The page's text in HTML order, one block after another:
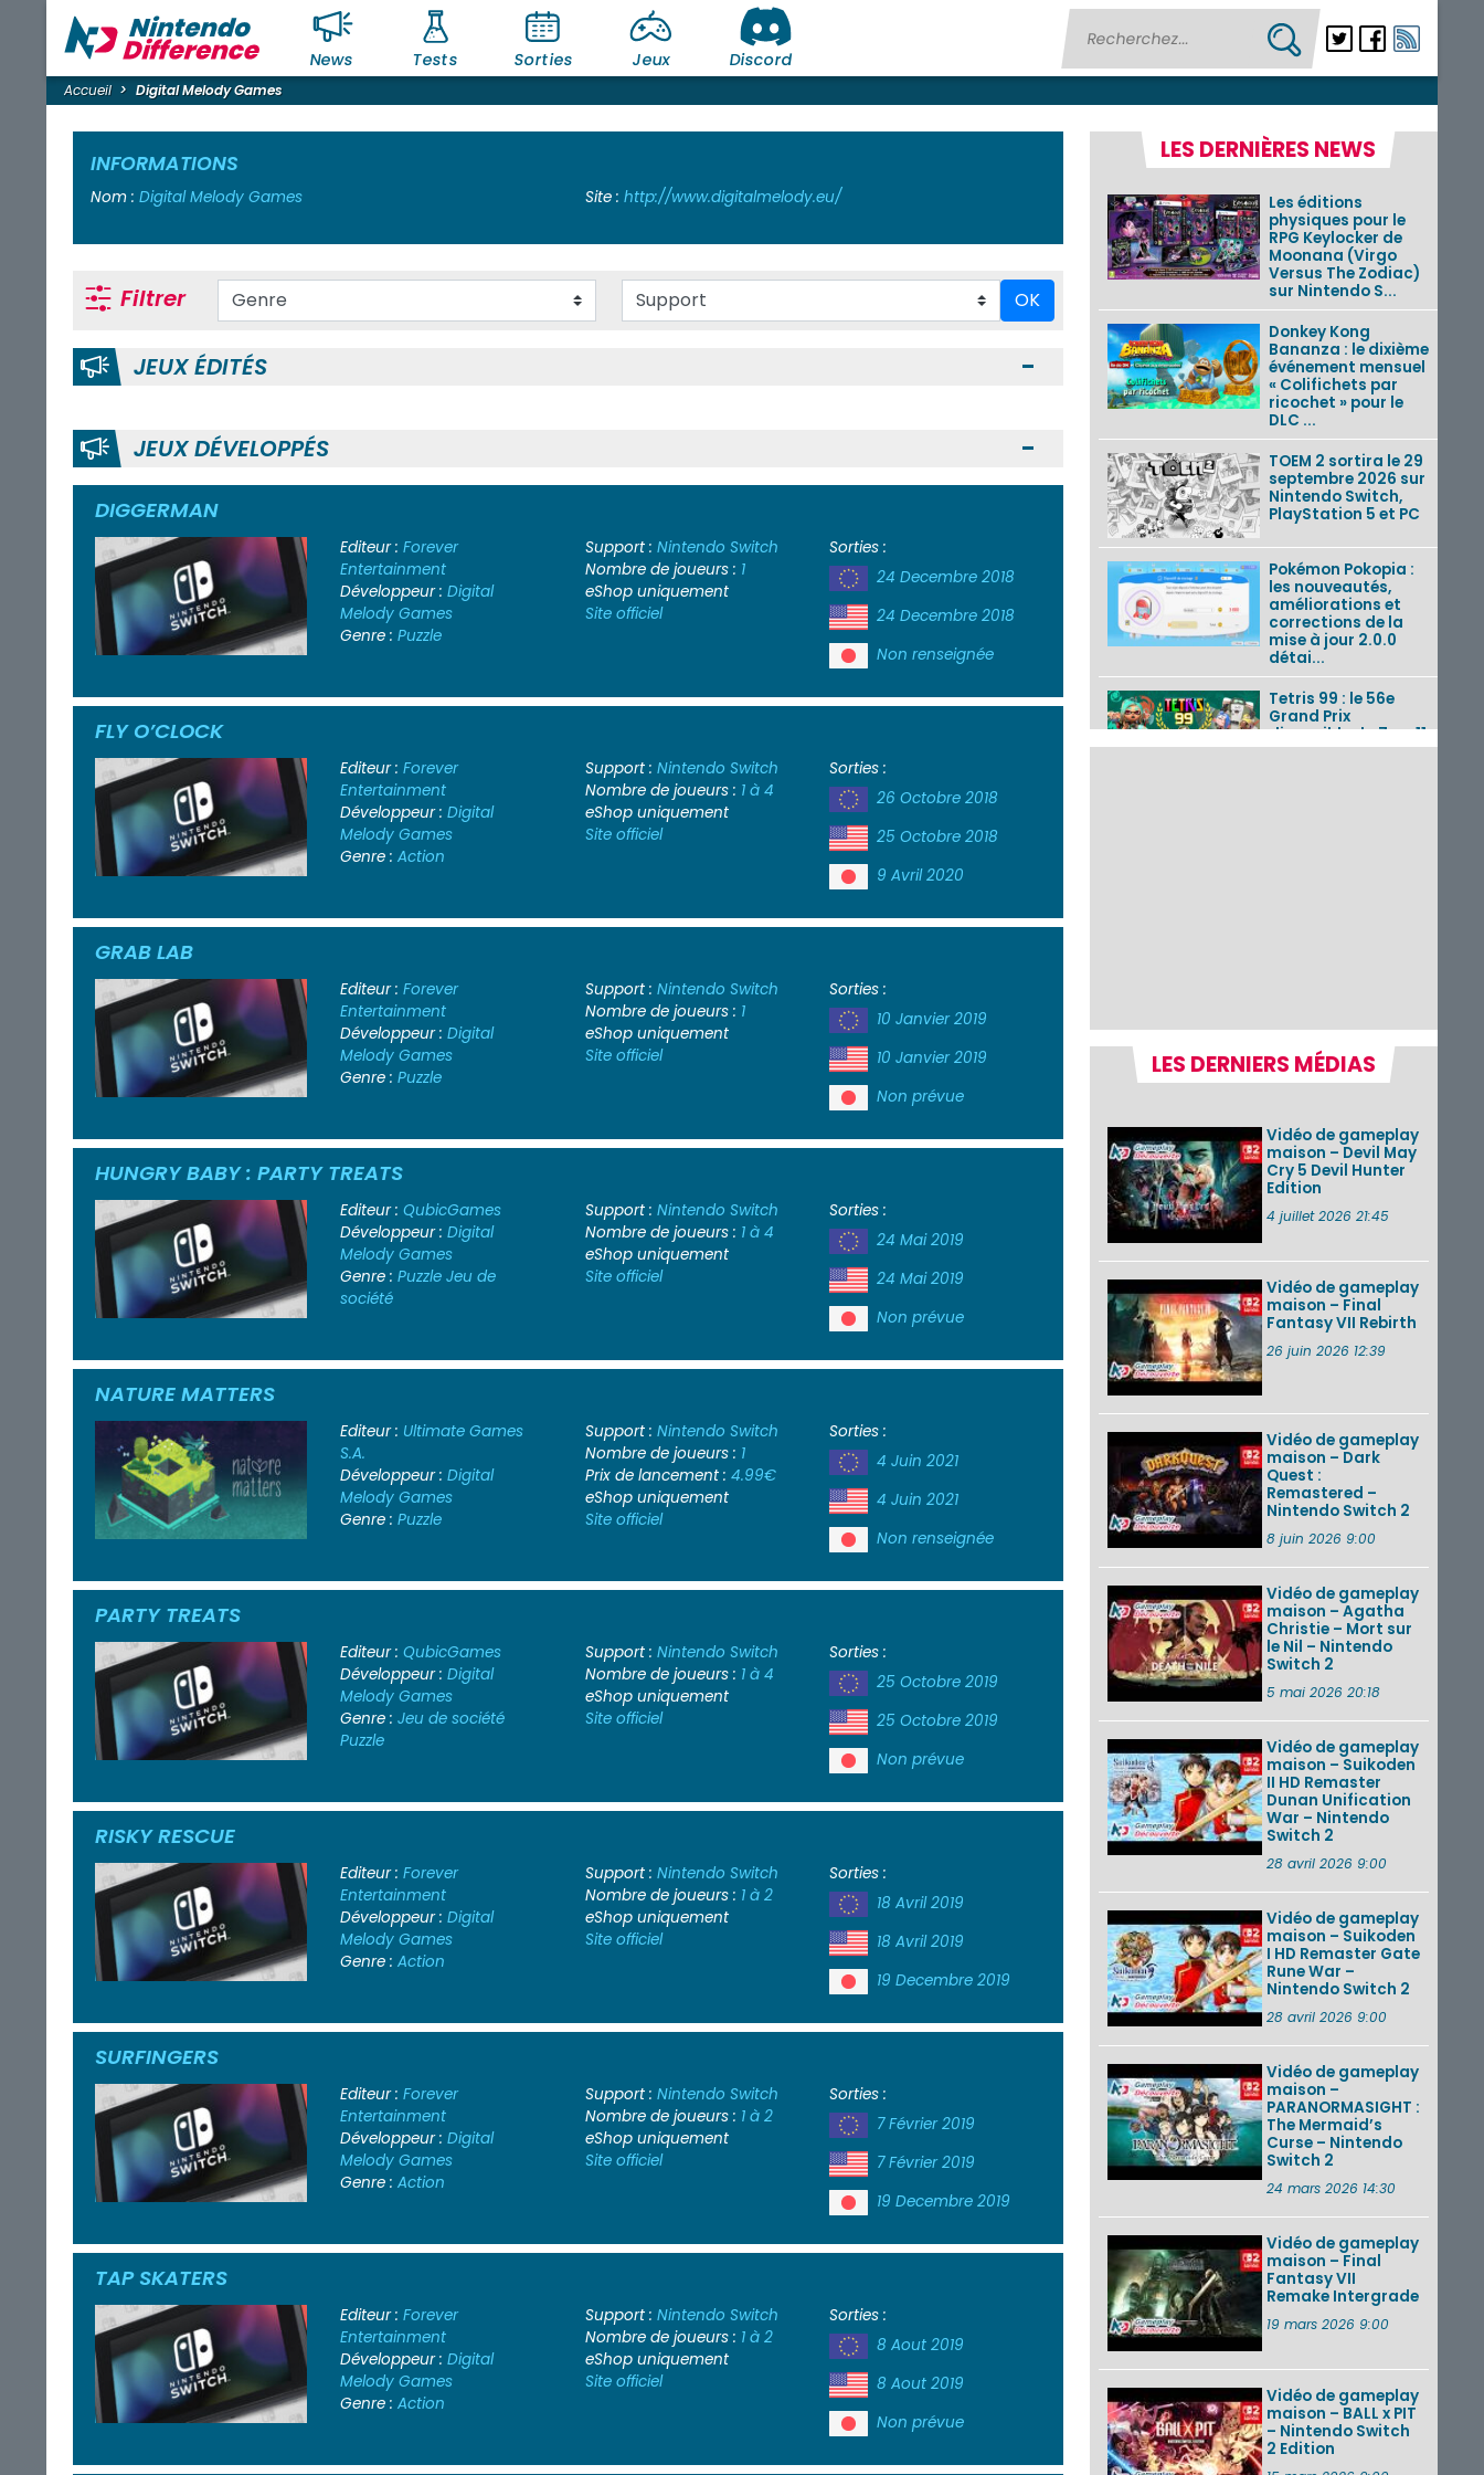
News Tests Sorties Jeux Discord
Accueil Digital Melody Games
INFORMATIONS
Nom : Digital Melody Games Site : http://www.digitalmelody.eu/
Filtrer OK
JEUX ÉDITÉS Ouvrir / Fermer
JEUX DÉVELOPPÉS Ouvrir / Fermer
DIGGERMAN
Editeur : Forever
Entertainment
Développeur : Digital
Melody Games
Genre : Puzzle
Support : Nintendo Switch
Nombre de joueurs : 1
eShop uniquement
Site officiel
Sorties :
24 Decembre 2018
24 Decembre 2018
Non renseignée
FLY O’CLOCK
Editeur : Forever
Entertainment
Développeur : Digital
Melody Games
Genre : Action
Support : Nintendo Switch
Nombre de joueurs : 1 à 4
eShop uniquement
Site officiel
Sorties :
26 Octobre 2018
25 Octobre 2018
9 Avril 2020
GRAB LAB
Editeur : Forever
Entertainment
Développeur : Digital
Melody Games
Genre : Puzzle
Support : Nintendo Switch
Nombre de joueurs : 1
eShop uniquement
Site officiel
Sorties :
10 Janvier 2019
10 Janvier 2019
Non prévue
HUNGRY BABY : PARTY TREATS
Editeur : QubicGames
Développeur : Digital
Melody Games
Genre : Puzzle Jeu de
société
Support : Nintendo Switch
Nombre de joueurs : 1 à 4
eShop uniquement
Site officiel
Sorties :
24 Mai 2019
24 Mai 2019
Non prévue
NATURE MATTERS
Editeur : Ultimate Games
S.A.
Développeur : Digital
Melody Games
Genre : Puzzle
Support : Nintendo Switch
Nombre de joueurs : 1
Prix de lancement : 4.99€
eShop uniquement
Site officiel
Sorties :
4 Juin 2021
4 Juin 2021
Non renseignée
PARTY TREATS
Editeur : QubicGames
Développeur : Digital
Melody Games
Genre : Jeu de société
Puzzle
Support : Nintendo Switch
Nombre de joueurs : 1 à 4
eShop uniquement
Site officiel
Sorties :
25 Octobre 2019
25 Octobre 2019
Non prévue
RISKY RESCUE
Editeur : Forever
Entertainment
Développeur : Digital
Melody Games
Genre : Action
Support : Nintendo Switch
Nombre de joueurs : 1 à 2
eShop uniquement
Site officiel
Sorties :
18 Avril 2019
18 Avril 2019
19 Decembre 2019
SURFINGERS
Editeur : Forever
Entertainment
Développeur : Digital
Melody Games
Genre : Action
Support : Nintendo Switch
Nombre de joueurs : 1 à 2
eShop uniquement
Site officiel
Sorties :
7 Février 2019
7 Février 2019
19 Decembre 2019
TAP SKATERS
Editeur : Forever
Entertainment
Développeur : Digital
Melody Games
Genre : Action
Support : Nintendo Switch
Nombre de joueurs : 1 à 2
eShop uniquement
Site officiel
Sorties :
8 Aout 2019
8 Aout 2019
Non prévue
LES DERNIÈRES NEWS
Les éditions
physiques pour le
RPG Keylocker de
Moonana (Virgo
Versus The Zodiac)
sur Nintendo S...
Donkey Kong
Bananza : le dixième
événement mensuel
« Colifichets par
ricochet » pour le
DLC ...
TOEM 2 sortira le 29
septembre 2026 sur
Nintendo Switch,
PlayStation 5 et PC
Pokémon Pokopia :
les nouveautés,
améliorations et
corrections de la
mise à jour 2.0.0
détai...
Tetris 99 : le 56e
Grand Prix
disponible du 7 au 11
août 2026 avec un
des séquences de
game...
Pokémon GO : les
2026
Un Fire Emblem :
Fortune’s Weave
Direct d’environ 20
août 2026...
Les sorties eShop de
la semaine 31 de
2026 (Xenoblade
Chronicles 2 –
VOIR PLUS DE NEWS
LES DERNIERS MÉDIAS
Vidéo de gameplay
maison – Devil May
Cry 5 Devil Hunter
Edition
4 juillet 2026 21:45
Vidéo de gameplay
maison – Final
Fantasy VII Rebirth
26 juin 2026 12:39
Vidéo de gameplay
maison – Dark
Quest :
Remastered –
Nintendo Switch 2
8 juin 2026 9:00
Vidéo de gameplay
maison – Agatha
Christie – Mort sur
le Nil – Nintendo
Switch 2
5 mai 2026 20:18
Vidéo de gameplay
maison – Suikoden
II HD Remaster
Dunan Unification
War – Nintendo
Switch 2
28 avril 2026 9:00
Vidéo de gameplay
maison – Suikoden
I HD Remaster Gate
Rune War –
Nintendo Switch 2
28 avril 2026 9:00
Vidéo de gameplay
maison –
PARANORMASIGHT :
The Mermaid’s
Curse – Nintendo
Switch 2
24 mars 2026 14:30
Vidéo de gameplay
maison – Final
Fantasy VII
Remake Intergrade
19 mars 2026 9:00
Vidéo de gameplay
maison – BALL x PIT
– Nintendo Switch
2 Edition